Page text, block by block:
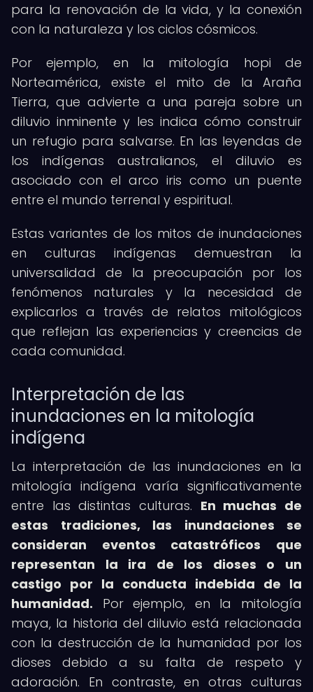
para la renovación de la vida, y la conexión
con la naturaleza y los ciclos cósmicos.
Por ejemplo, en la mitología hopi de
Norteamérica, existe el mito de la Araña
Tierra, que advierte a una pareja sobre un
diluvio inminente y les indica cómo construir
un refugio para salvarse. En las leyendas de
los indígenas australianos, el diluvio es
asociado con el arco iris como un puente
entre el mundo terrenal y espiritual.
Estas variantes de los mitos de inundaciones
en culturas indígenas demuestran la
universalidad de la preocupación por los
fenómenos naturales y la necesidad de
explicarlos a través de relatos mitológicos
que reflejan las experiencias y creencias de
cada comunidad.
Interpretación de las
inundaciones en la mitología
indígena
La interpretación de las inundaciones en la
mitología indígena varía significativamente
entre las distintas culturas. En muchas de
estas tradiciones, las inundaciones se
consideran eventos catastróficos que
representan la ira de los dioses o un
castigo por la conducta indebida de la
humanidad. Por ejemplo, en la mitología
maya, la historia del diluvio está relacionada
con la destrucción de la humanidad por los
dioses debido a su falta de respeto y
adoración. En contraste, en otras culturas